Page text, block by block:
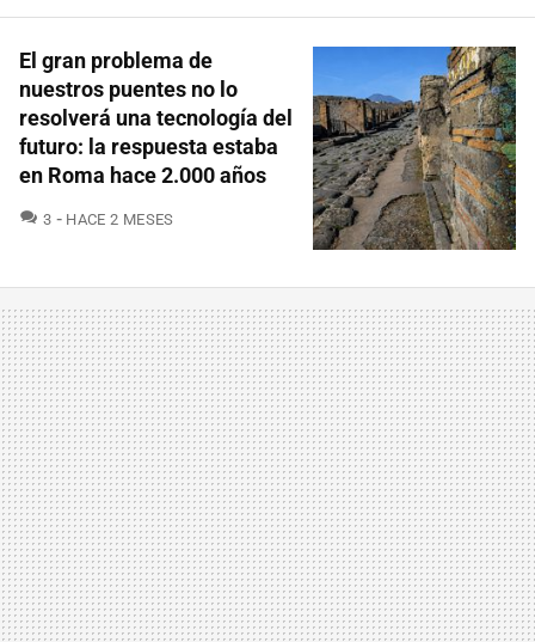
El gran problema de
nuestros puentes no lo
resolverá una tecnología del
futuro: la respuesta estaba
en Roma hace 2.000 años
3 COMENTARIOS
HACE 2 MESES